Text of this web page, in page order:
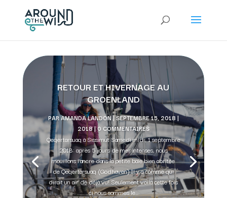
RETOUR ET HIVERNAGE AU
GROENLAND
PARAMANDA LANDON|SEPTEMBRE 15, 2018 |
2018| 0 COMMENTAIRES
Qeqertarsuaq à Sissimut Samedi midi, 1 septembre
2018: après 5 jours de mer intenses, nous
mouillons l'ancre dans la petite baie bien abritée
de Qeqertarsuaq (Godhaven).Il y a comme qui
dirait un air de déjà vu! Seulement voilà cette fois
ci nous sommes le...